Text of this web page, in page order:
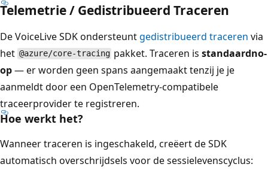
Telemetrie / Gedistribueerd Traceren
De VoiceLive SDK ondersteuntgedistribueerd traceren via
het @azure/core-tracing pakket. Traceren isstandaardno-
op— er worden geen spans aangemaakt tenzij je je
aanmeldt door een OpenTelemetry-compatibele
traceerprovider te registreren.
Hoe werkt het?
Wanneer traceren is ingeschakeld, creëert de SDK
automatisch overschrijdsels voor de sessielevenscyclus: